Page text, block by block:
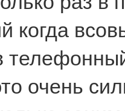
когда
очень